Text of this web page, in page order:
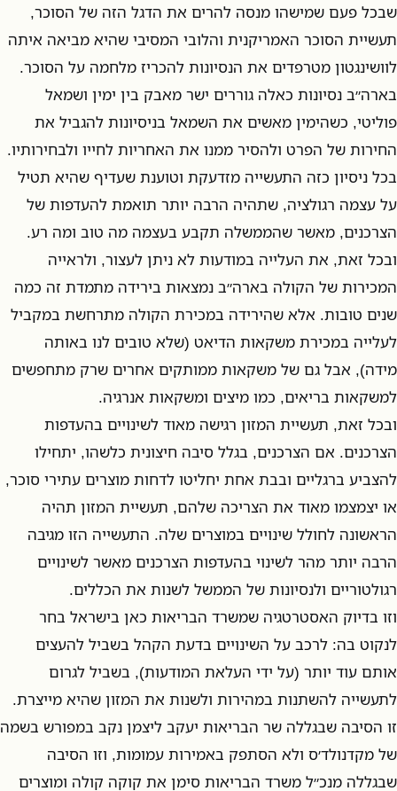
שבכל פעם שמישהו מנסה להרים את הדגל הזה של הסוכר,
תעשיית הסוכר האמריקנית והלובי המסיבי שהיא מביאה איתה
לוושינגטון מטרפדים את הנסיונות להכריז מלחמה על הסוכר.
בארה״ב נסיונות כאלה גוררים ישר מאבק בין ימין ושמאל
פוליטי, כשהימין מאשים את השמאל בניסיונות להגביל את
החירות של הפרט ולהסיר ממנו את האחריות לחייו ולבחירותיו.
בכל ניסיון כזה התעשייה מזדעקת וטוענת שעדיף שהיא תטיל
על עצמה רגולציה, שתהיה הרבה יותר תואמת להעדפות של
הצרכנים, מאשר שהממשלה תקבע בעצמה מה טוב ומה רע.
ובכל זאת, את העלייה במודעות לא ניתן לעצור, ולראייה
המכירות של הקולה בארה״ב נמצאות בירידה מתמדת זה כמה
שנים טובות. אלא שהירידה במכירת הקולה מתרחשת במקביל
לעלייה במכירת משקאות הדיאט (שלא טובים לנו באותה
מידה), אבל גם של משקאות ממותקים אחרים שרק מתחפשים
למשקאות בריאים, כמו מיצים ומשקאות אנרגיה.
ובכל זאת, תעשיית המזון רגישה מאוד לשינויים בהעדפות
הצרכנים. אם הצרכנים, בגלל סיבה חיצונית כלשהו, יתחילו
להצביע ברגליים ובבת אחת יחליטו לדחות מוצרים עתירי סוכר,
או יצמצמו מאוד את הצריכה שלהם, תעשיית המזון תהיה
הראשונה לחולל שינויים במוצרים שלה. התעשייה הזו מגיבה
הרבה יותר מהר לשינוי בהעדפות הצרכנים מאשר לשינויים
רגולטוריים ולנסיונות של הממשל לשנות את הכללים.
וזו בדיוק האסטרטגיה שמשרד הבריאות כאן בישראל בחר
לנקוט בה: לרכב על השינויים בדעת הקהל בשביל להעצים
אותם עוד יותר (על ידי העלאת המודעות), בשביל לגרום
לתעשייה להשתנות במהירות ולשנות את המזון שהיא מייצרת.
זו הסיבה שבגללה שר הבריאות יעקב ליצמן נקב במפורש בשמה
של מקדנולד׳ס ולא הסתפק באמירות עמומות, וזו הסיבה
שבגללה מנכ״ל משרד הבריאות סימן את קוקה קולה ומוצרים